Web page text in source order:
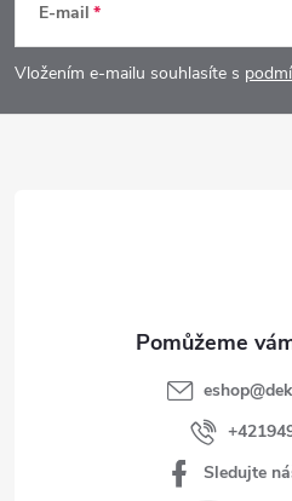
p
a
E-mail
Vložením e-mailu souhlasíte s
eshop@
Sledujte